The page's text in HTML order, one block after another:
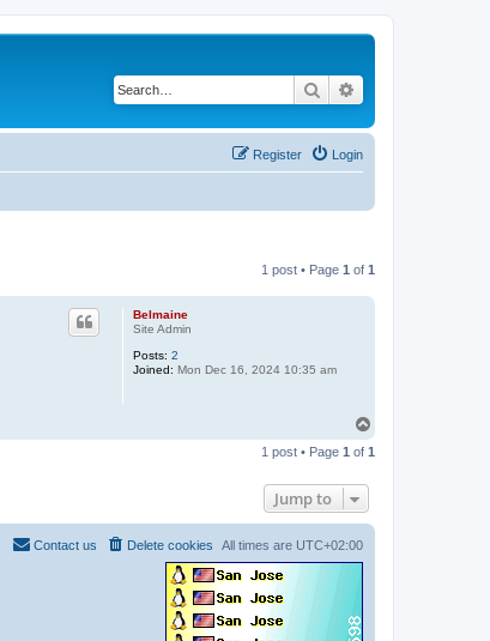
Search
Login
Register
1 post • Page 1 of 1
Belmaine
Site Admin
Posts: 2
Joined: Mon Dec 16, 2024 10:35 am
p
1 post • Page 1 of 1
Jump to
All times are UTC+02:00
Delete cookies
Contact us